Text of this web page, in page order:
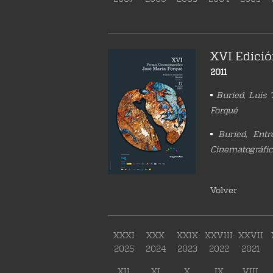
XVI
2011
Buried, Luis
Forqué
Buried,
Volver
XXXI
2025
XXX
2024
XXIX
2023
XXVIII
2022
XXVII
2021
XII XI X IX VIII